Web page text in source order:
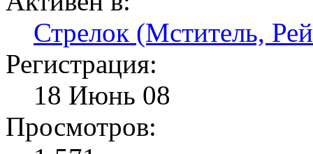
Стрелок (Мститель,
Регистрация:
18 Июнь 08
Просмотров: